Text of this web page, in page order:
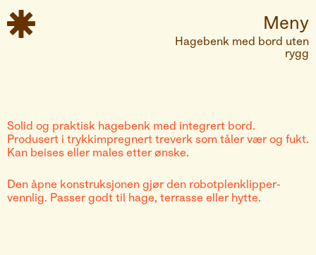
Meny
Hagebenk med bord uten
rygg

Solid og praktisk hagebenk med integrert bord.
Produsert i trykkimpregnert treverk som tåler vær og fukt.
Kan beises eller males etter ønske.
Den åpne konstruksjonen gjør den robotplenklipper-
vennlig. Passer godt til hage, terrasse eller hytte.